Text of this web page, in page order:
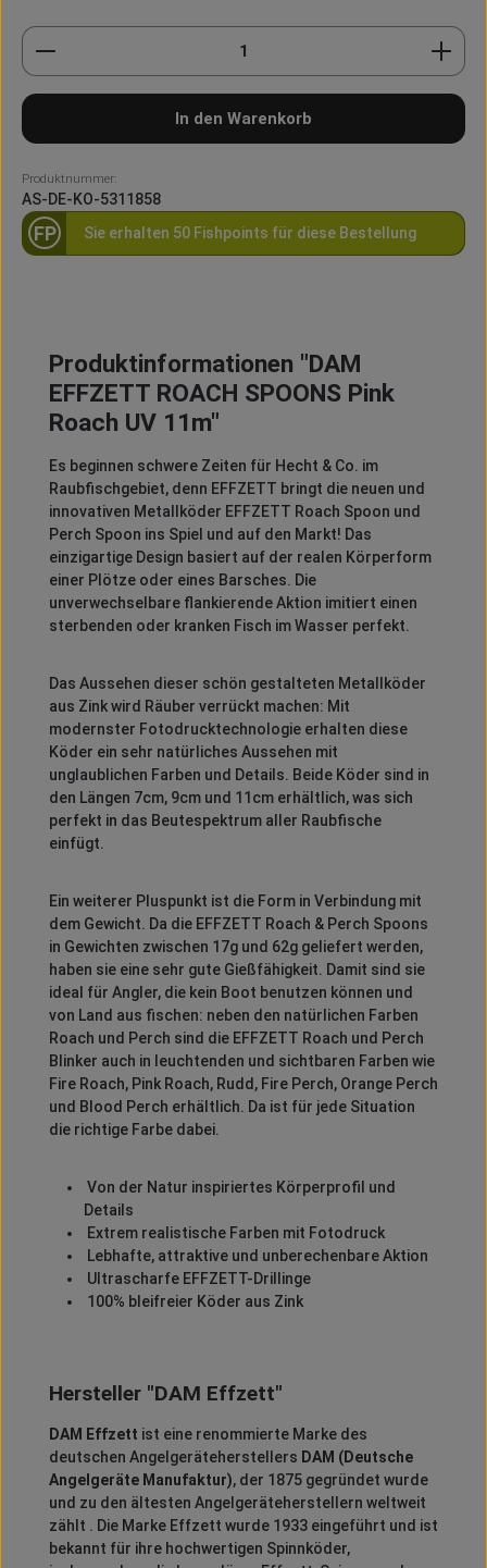
Produkt Anzahl: Gib den gewünschten Wert ein
In den Warenkorb
Produktnummer:
AS-DE-KO-5311858
FP Sie erhalten 50 Fishpoints für diese Bestellung
Produktinformationen "DAM
EFFZETT ROACH SPOONS Pink
Roach UV 11m"
Es beginnen schwere Zeiten für Hecht & Co. im
Raubfischgebiet, denn EFFZETT bringt die neuen und
innovativen Metallköder EFFZETT Roach Spoon und
Perch Spoon ins Spiel und auf den Markt! Das
einzigartige Design basiert auf der realen Körperform
einer Plötze oder eines Barsches. Die
unverwechselbare flankierende Aktion imitiert einen
sterbenden oder kranken Fisch im Wasser perfekt.
Das Aussehen dieser schön gestalteten Metallköder
aus Zink wird Räuber verrückt machen: Mit
modernster Fotodrucktechnologie erhalten diese
Köder ein sehr natürliches Aussehen mit
unglaublichen Farben und Details. Beide Köder sind in
den Längen 7cm, 9cm und 11cm erhältlich, was sich
perfekt in das Beutespektrum aller Raubfische
einfügt.
Ein weiterer Pluspunkt ist die Form in Verbindung mit
dem Gewicht. Da die EFFZETT Roach & Perch Spoons
in Gewichten zwischen 17g und 62g geliefert werden,
haben sie eine sehr gute Gießfähigkeit. Damit sind sie
ideal für Angler, die kein Boot benutzen können und
von Land aus fischen: neben den natürlichen Farben
Roach und Perch sind die EFFZETT Roach und Perch
Blinker auch in leuchtenden und sichtbaren Farben wie
Fire Roach, Pink Roach, Rudd, Fire Perch, Orange Perch
und Blood Perch erhältlich. Da ist für jede Situation
die richtige Farbe dabei.
Von der Natur inspiriertes Körperprofil und
Details
Extrem realistische Farben mit Fotodruck
Lebhafte, attraktive und unberechenbare Aktion
Ultrascharfe EFFZETT-Drillinge
100% bleifreier Köder aus Zink
Hersteller "DAM Effzett"
DAM Effzett ist eine renommierte Marke des
deutschen Angelgeräteherstellers DAM (Deutsche
Angelgeräte Manufaktur), der 1875 gegründet wurde
und zu den ältesten Angelgeräteherstellern weltweit
zählt . Die Marke Effzett wurde 1933 eingeführt und ist
bekannt für ihre hochwertigen Spinnköder,